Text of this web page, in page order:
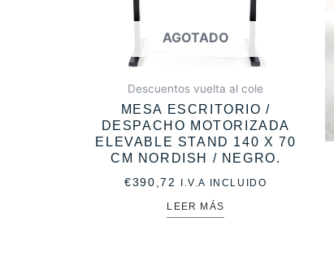
AGOTADO
Descuentos vuelta al cole
MESA ESCRITORIO /
DESPACHO MOTORIZADA
ELEVABLE STAND 140 X 70
CM NORDISH / NEGRO.
€390,72 I.V.A INCLUIDO
LEER MÁS